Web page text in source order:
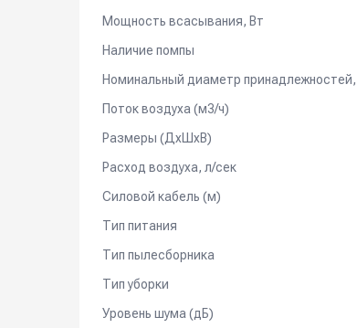
Мощность всасывания, Вт
Наличие помпы
Номинальный диаметр
Поток воздуха (м3/ч)
Размеры (ДхШхВ)
Расход воздуха, л/сек
Силовой кабель (м)
Тип питания
Тип пылесборника
Тип уборки
Уровень шума (дБ)